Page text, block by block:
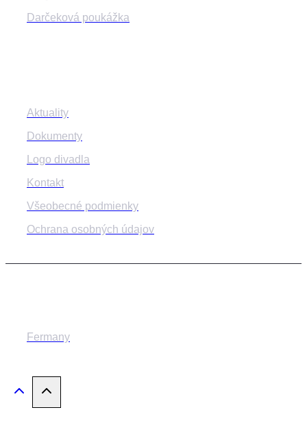
Darčeková poukážka
Aktuality
Dokumenty
Logo divadla
Kontakt
Všeobecné podmienky
Ochrana osobných údajov
Fermany